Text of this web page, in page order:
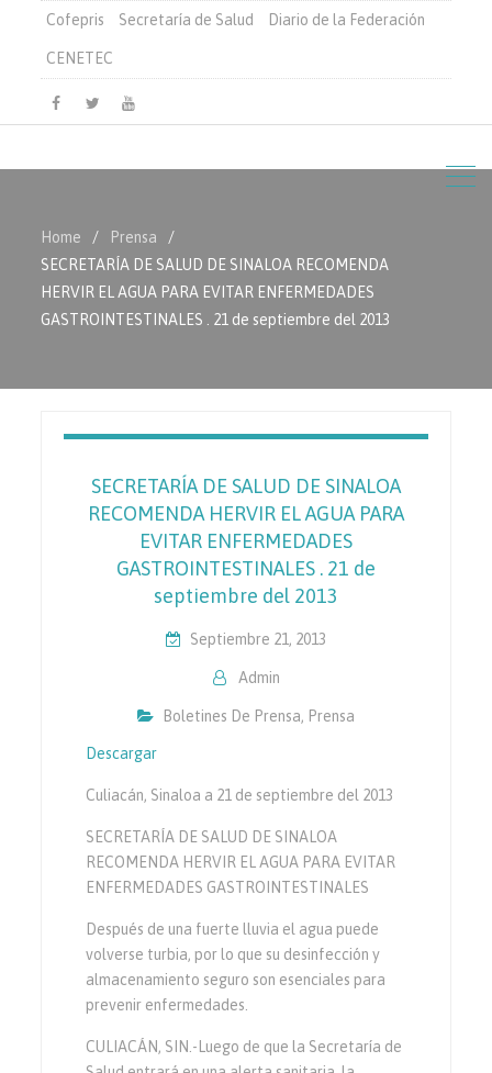
Cofepris Secretaría de Salud Diario de la Federación
CENETEC
Facebook
TwitterYoutube
Home
Prensa
SECRETARÍA DE SALUD DE SINALOA RECOMENDA
HERVIR EL AGUA PARA EVITAR ENFERMEDADES
GASTROINTESTINALES . 21 de septiembre del 2013
SECRETARÍA DE SALUD DE SINALOA
RECOMENDA HERVIR EL AGUA PARA
EVITAR ENFERMEDADES
GASTROINTESTINALES . 21 de
septiembre del 2013
Septiembre 21, 2013
Admin
Boletines De Prensa, Prensa
Descargar
Culiacán, Sinaloa a 21 de septiembre del 2013
SECRETARÍA DE SALUD DE SINALOA
RECOMENDA HERVIR EL AGUA PARA EVITAR
ENFERMEDADES GASTROINTESTINALES
Después de una fuerte lluvia el agua puede
volverse turbia, por lo que su desinfección y
almacenamiento seguro son esenciales para
prevenir enfermedades.
CULIACÁN, SIN.-Luego de que la Secretaría de